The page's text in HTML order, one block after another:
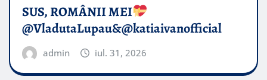
SUS, ROMÂNII MEI
@VladutaLupau&@katiaivanofficial
admin iul. 31, 2026